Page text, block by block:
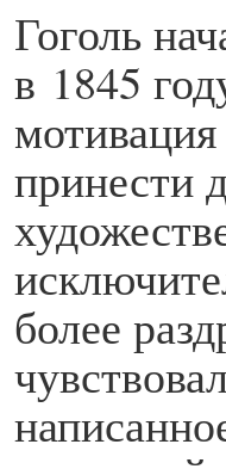
Гоголь
в 1845
принести
более